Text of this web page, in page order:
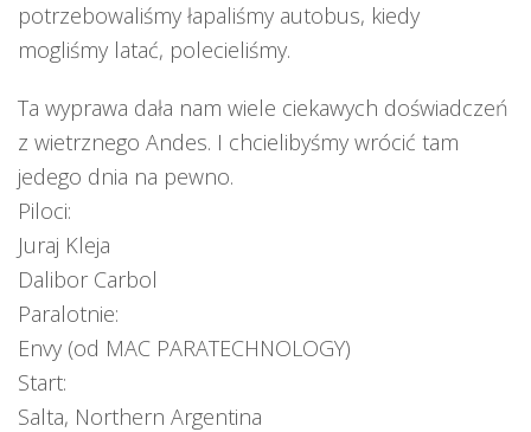
potrzebowaliśmy łapaliśmy autobus, kiedy
mogliśmy latać, polecieliśmy.
Ta wyprawa dała nam wiele ciekawych doświadczeń
z wietrznego Andes. I chcielibyśmy wrócić tam
jedego dnia na pewno.
Piloci:
Juraj Kleja
Dalibor Carbol
Paralotnie:
Envy (od MAC PARATECHNOLOGY)
Start:
Salta, Northern Argentina